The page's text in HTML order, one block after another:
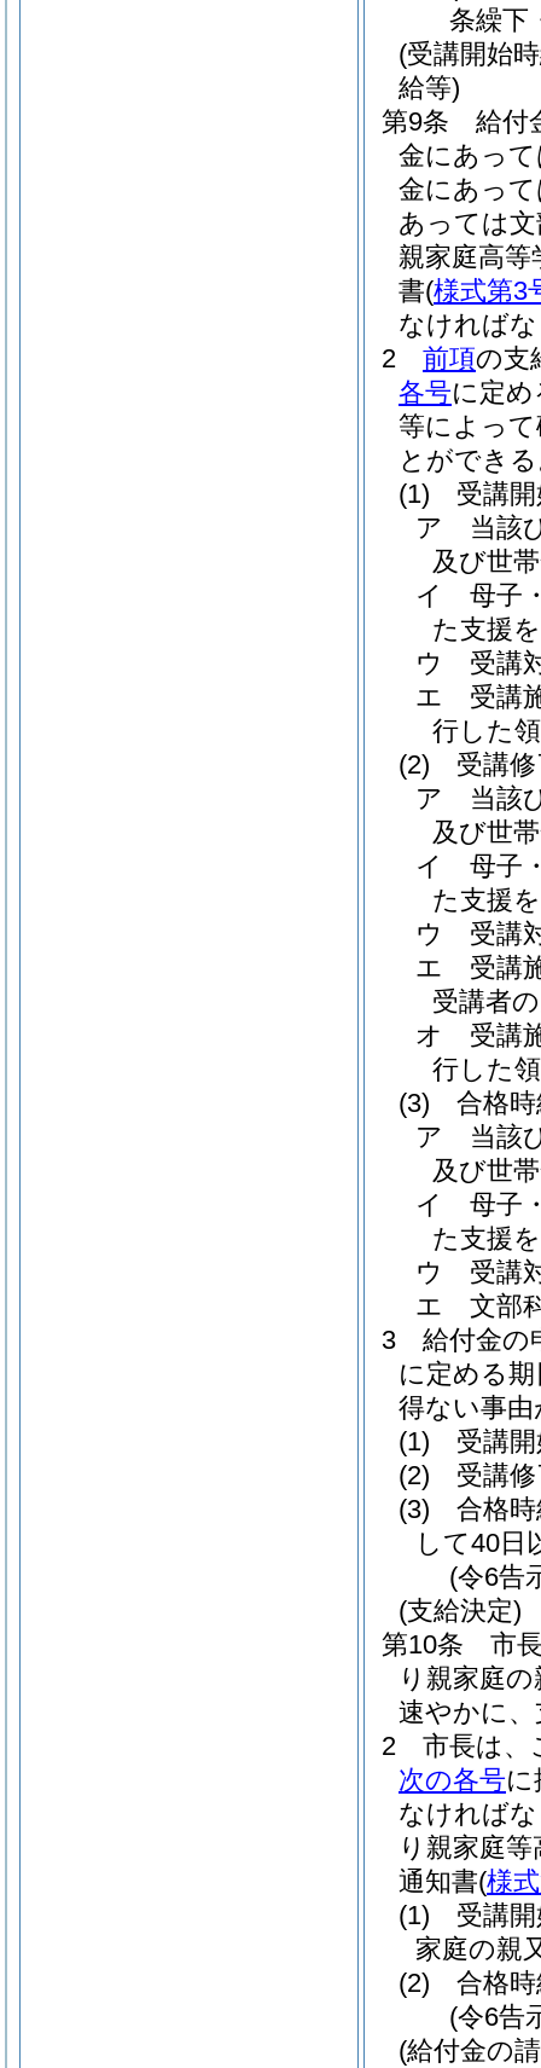
条繰下
(受講開始
給等)
第9条
給付
金にあっ
金にあっ
あっては
親家庭高等
書(様式第3
なければ
2
前項の支
各号に定
等によっ
とができ
(1)
受講
ア
当該
及び世
イ
母子
た支援
ウ
受講
エ
受講
行した
(2)
受講
ア
当該
及び世
イ
母子
た支援
ウ
受講
エ
受講
受講者
オ
受講
行した
(3)
合格
ア
当該
及び世
イ
母子
た支援
ウ
受講
エ
文部
3
給付金の
に定める
得ない事
(1)
受講
(2)
受講
(3)
合格
して40日
(令6告
(支給決定)
第10条
市
り親家庭
速やかに
2
市長は、
次の各号に
なければ
り親家庭
通知書(様
(1)
受講
家庭の親
(2)
合格
(令6告
(給付金の